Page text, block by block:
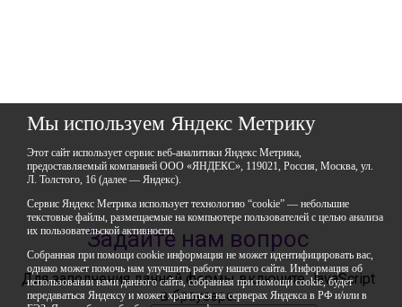
Мы используем Яндекс Метрику
Этот сайт использует сервис веб-аналитики Яндекс Метрика,
предоставляемый компанией ООО «ЯНДЕКС», 119021, Россия, Москва, ул.
Л. Толстого, 16 (далее — Яндекс).
Сервис Яндекс Метрика использует технологию “cookie” — небольшие
текстовые файлы, размещаемые на компьютере пользователей с целью анализа
их пользовательской активности.
Собранная при помощи cookie информация не может идентифицировать вас,
однако может помочь нам улучшить работу нашего сайта. Информация об
использовании вами данного сайта, собранная при помощи cookie, будет
передаваться Яндексу и может храниться на серверах Яндекса в РФ и/или в
+7 (347) 246-67-38 - бухгалтерия
Политика конфиденциальности
Задайте нам вопрос
Для заполнения данной формы включите JavaScript
в браузере.